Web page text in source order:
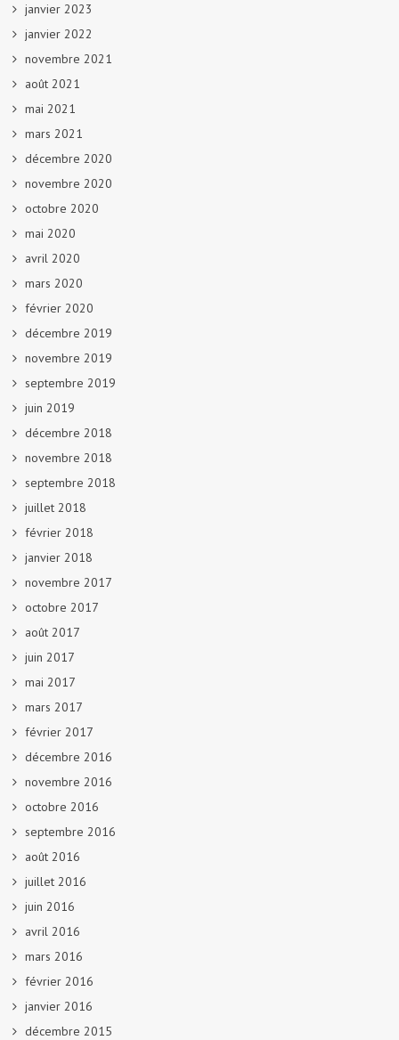
janvier 2023
janvier 2022
novembre 2021
août 2021
mai 2021
mars 2021
décembre 2020
novembre 2020
octobre 2020
mai 2020
avril 2020
mars 2020
février 2020
décembre 2019
novembre 2019
septembre 2019
juin 2019
décembre 2018
novembre 2018
septembre 2018
juillet 2018
février 2018
janvier 2018
novembre 2017
octobre 2017
août 2017
juin 2017
mai 2017
mars 2017
février 2017
décembre 2016
novembre 2016
octobre 2016
septembre 2016
août 2016
juillet 2016
juin 2016
avril 2016
mars 2016
février 2016
janvier 2016
décembre 2015